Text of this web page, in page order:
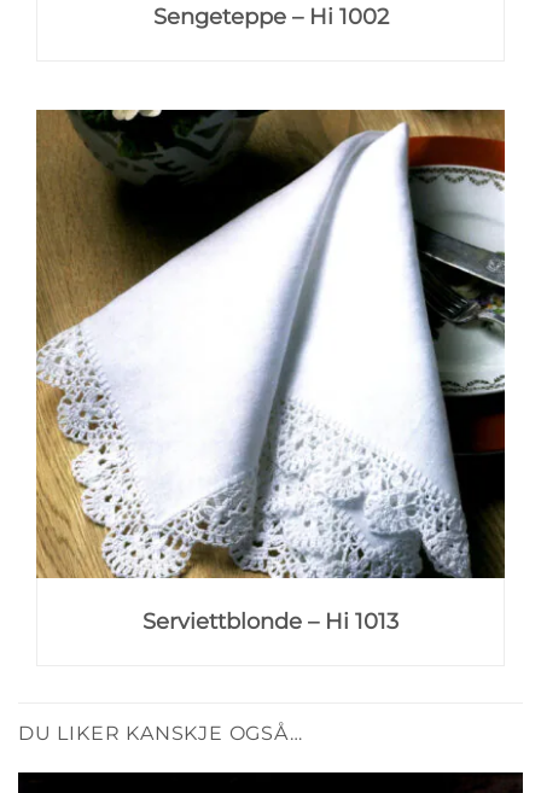
Sengeteppe – Hi 1002
Serviettblonde – Hi 1013
DU LIKER KANSKJE OGSÅ…